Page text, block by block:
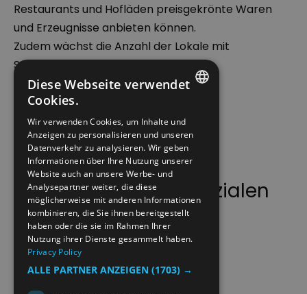
Restaurants und Hofläden preisgekrönte Waren
und Erzeugnisse anbieten können.
Zudem wächst die Anzahl der Lokale mit
Spezialitäten aus allen Herren Länder.
Lassen Sie es sich gut schmecken!
Folgen Sie uns auf sozialen
Medien
NORWEGIAN
GERMAN
Diese Webseite verwendet
Cookies.
Wir verwenden Cookies, um Inhalte und
Anzeigen zu personalisieren und unseren
Datenverkehr zu analysieren. Wir geben
Informationen über Ihre Nutzung unserer
Website auch an unsere Werbe- und
Analysepartner weiter, die diese
möglicherweise mit anderen Informationen
kombinieren, die Sie ihnen bereitgestellt
haben oder die sie im Rahmen Ihrer
Nutzung ihrer Dienste gesammelt haben.
Privacy Policy
ALLE PARTNER ANZEIGEN (1703) →